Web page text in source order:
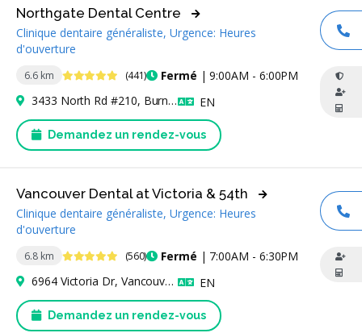
6.6 km 4.9 étoiles (441) Fermé | 9:00AM - 6:00PM
Northgate Dental Centre
Clinique dentaire généraliste, Urgence: Heures
d'ouverture
Demandez un rendez-vous
3433 North Rd #210, Burnaby, BC V3J 0A9, Canada EN
6.8 km 4.8 étoiles (560) Fermé | 7:00AM - 6:30PM
Vancouver Dental at Victoria & 54th
Clinique dentaire généraliste, Urgence: Heures
d'ouverture
Demandez un rendez-vous
6964 Victoria Dr, Vancouver, BC V5P 3Y8, Canada EN